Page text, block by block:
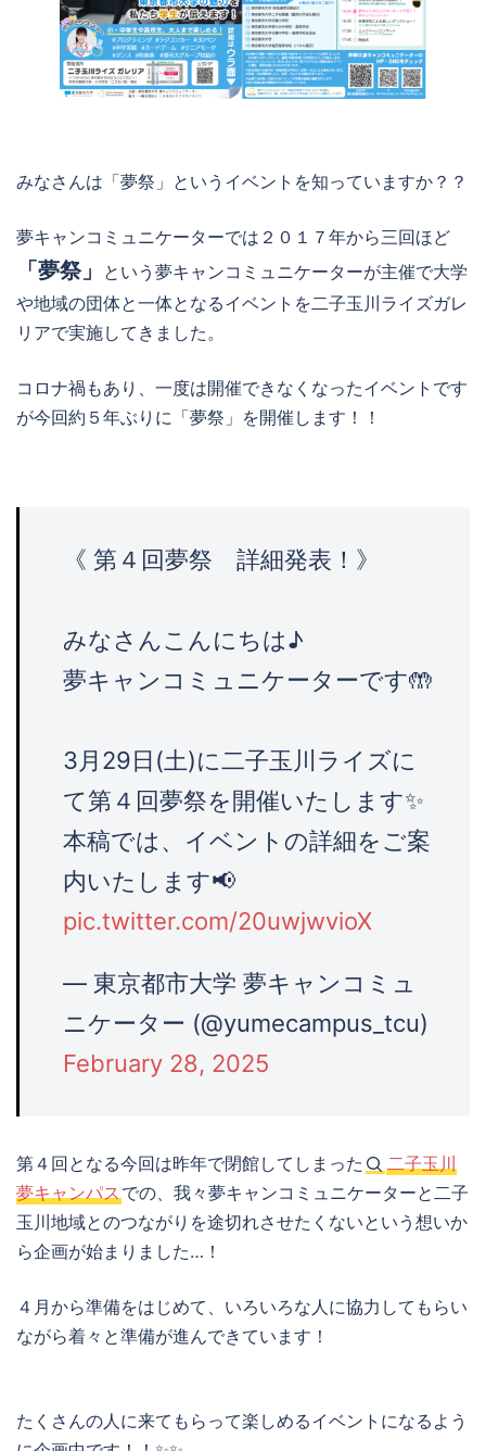
みなさんは「夢祭」というイベントを知っていますか？？
夢キャンコミュニケーターでは２０１７年から三回ほど
「夢祭」
という夢キャンコミュニケーターが主催で大学
や地域の団体と一体となるイベントを二子玉川ライズガレ
リアで実施してきました。
コロナ禍もあり、一度は開催できなくなったイベントです
が今回約５年ぶりに「夢祭」を開催します！！
《 第４回夢祭 詳細発表！》
みなさんこんにちは♪
夢キャンコミュニケーターです🤲
3月29日(土)に二子玉川ライズに
て第４回夢祭を開催いたします✨
本稿では、イベントの詳細をご案
内いたします📢
pic.twitter.com/20uwjwvioX
— 東京都市大学 夢キャンコミュ
ニケーター (@yumecampus_tcu)
February 28, 2025
第４回となる今回は昨年で閉館してしまった
二子玉川
夢キャンパス での、我々夢キャンコミュニケーターと二子
玉川地域とのつながりを途切れさせたくないという想いか
ら企画が始まりました…！
４月から準備をはじめて、いろいろな人に協力してもらい
ながら着々と準備が進んできています！
たくさんの人に来てもらって楽しめるイベントになるよう